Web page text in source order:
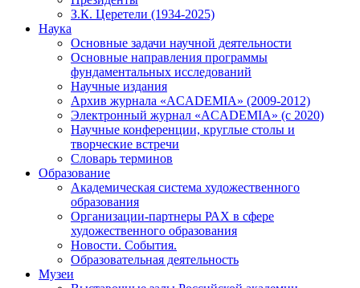
З.К. Церетели (1934-2025)
Наука
Основные задачи научной деятельности
Основные направления программы
фундаментальных исследований
Научные издания
Архив журнала «ACADEMIA» (2009-2012)
Электронный журнал «ACADEMIA» (с 2020)
Научные конференции, круглые столы и
творческие встречи
Словарь терминов
Образование
Академическая система художественного
образования
Организации-партнеры РАХ в сфере
художественного образования
Новости. События.
Образовательная деятельность
Музеи